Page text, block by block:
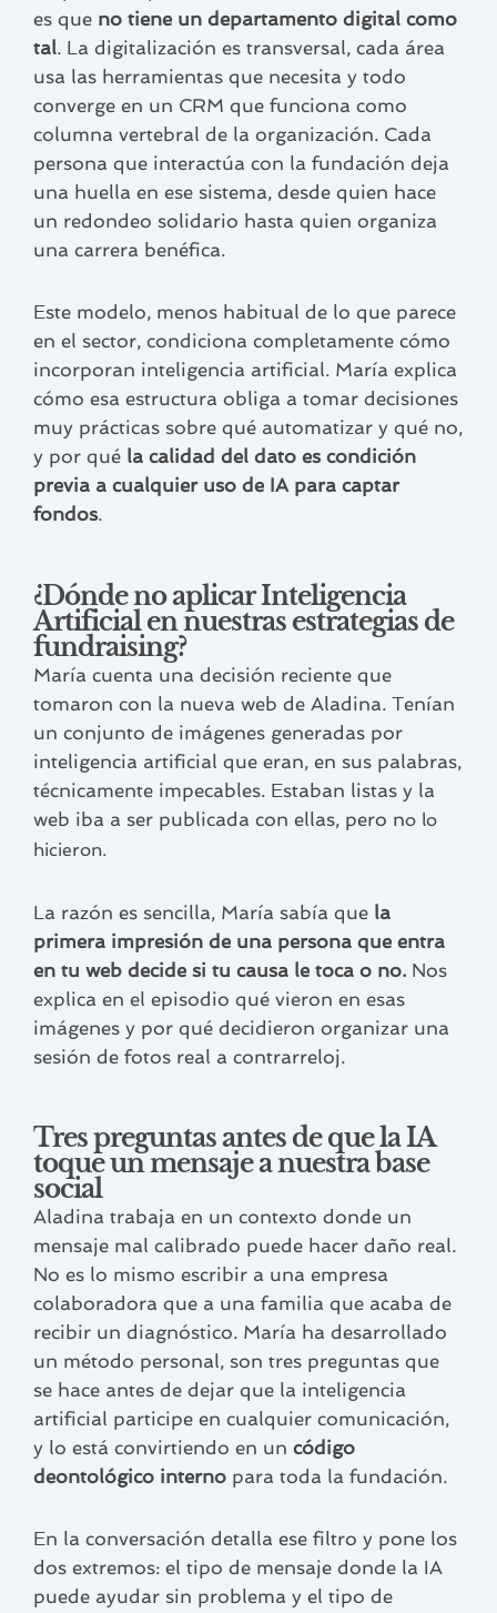
es que no tiene un departamento digital como
tal. La digitalización es transversal, cada área
usa las herramientas que necesita y todo
converge en un CRM que funciona como
columna vertebral de la organización. Cada
persona que interactúa con la fundación deja
una huella en ese sistema, desde quien hace
un redondeo solidario hasta quien organiza
una carrera benéfica.
Este modelo, menos habitual de lo que parece
en el sector, condiciona completamente cómo
incorporan inteligencia artificial. María explica
cómo esa estructura obliga a tomar decisiones
muy prácticas sobre qué automatizar y qué no,
y por qué la calidad del dato es condición
previa a cualquier uso de IA para captar
fondos.
¿Dónde no aplicar Inteligencia
Artificial en nuestras estrategias de
fundraising?
María cuenta una decisión reciente que
tomaron con la nueva web de Aladina. Tenían
un conjunto de imágenes generadas por
inteligencia artificial que eran, en sus palabras,
técnicamente impecables. Estaban listas y la
web iba a ser publicada con ellas, pero no lo
hicieron.
La razón es sencilla, María sabía que la
primera impresión de una persona que entra
en tu web decide si tu causa le toca o no. Nos
explica en el episodio qué vieron en esas
imágenes y por qué decidieron organizar una
sesión de fotos real a contrarreloj.
Tres preguntas antes de que la IA
toque un mensaje a nuestra base
social
Aladina trabaja en un contexto donde un
mensaje mal calibrado puede hacer daño real.
No es lo mismo escribir a una empresa
colaboradora que a una familia que acaba de
recibir un diagnóstico. María ha desarrollado
un método personal, son tres preguntas que
se hace antes de dejar que la inteligencia
artificial participe en cualquier comunicación,
y lo está convirtiendo en uncódigo
deontológico interno para toda la fundación.
En la conversación detalla ese filtro y pone los
dos extremos: el tipo de mensaje donde la IA
puede ayudar sin problema y el tipo de